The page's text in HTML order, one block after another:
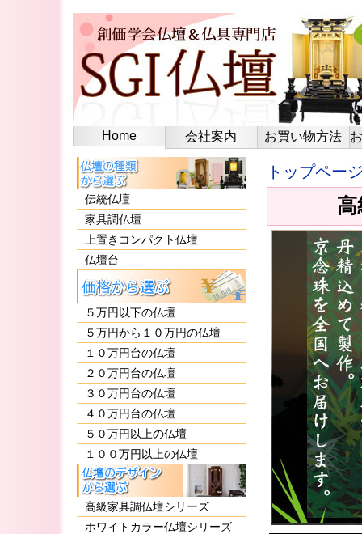
Home 会社案内 お買い物方法
トップペー
伝統仏壇
家具調仏壇
上置きコンパクト仏壇
仏壇台
５万円以下の仏壇
５万円から１０万円の仏壇
１０万円台の仏壇
２０万円台の仏壇
３０万円台の仏壇
４０万円台の仏壇
５０万円以上の仏壇
１００万円以上の仏壇
高級家具調仏壇シリーズ
ホワイトカラー仏壇シリーズ